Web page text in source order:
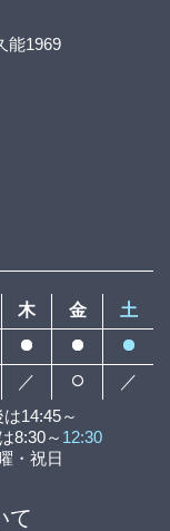
能1969
木 金
土
／
／
14:45～
は8:30～ 12:30
・祝日
て